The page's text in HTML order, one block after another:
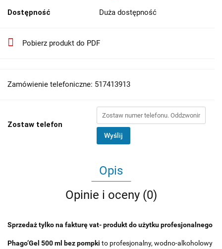
Dostępność Duża dostępność
Pobierz produkt do PDF
Zamówienie telefoniczne: 517413913
Zostaw telefon
Wyślij
Opis
Opinie i oceny (0)
Sprzedaż tylko na fakturę vat- produkt do użytku profesjonalnego
Phago’Gel 500 ml bez pompki to profesjonalny, wodno-alkoholowy